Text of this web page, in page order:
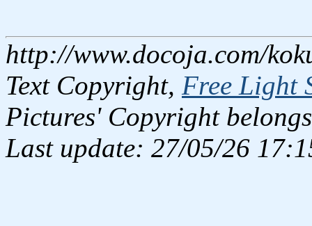
http://www.docoja.com/
Text Copyright, Free Light
Pictures' Copyright
Last update: 27/05/26